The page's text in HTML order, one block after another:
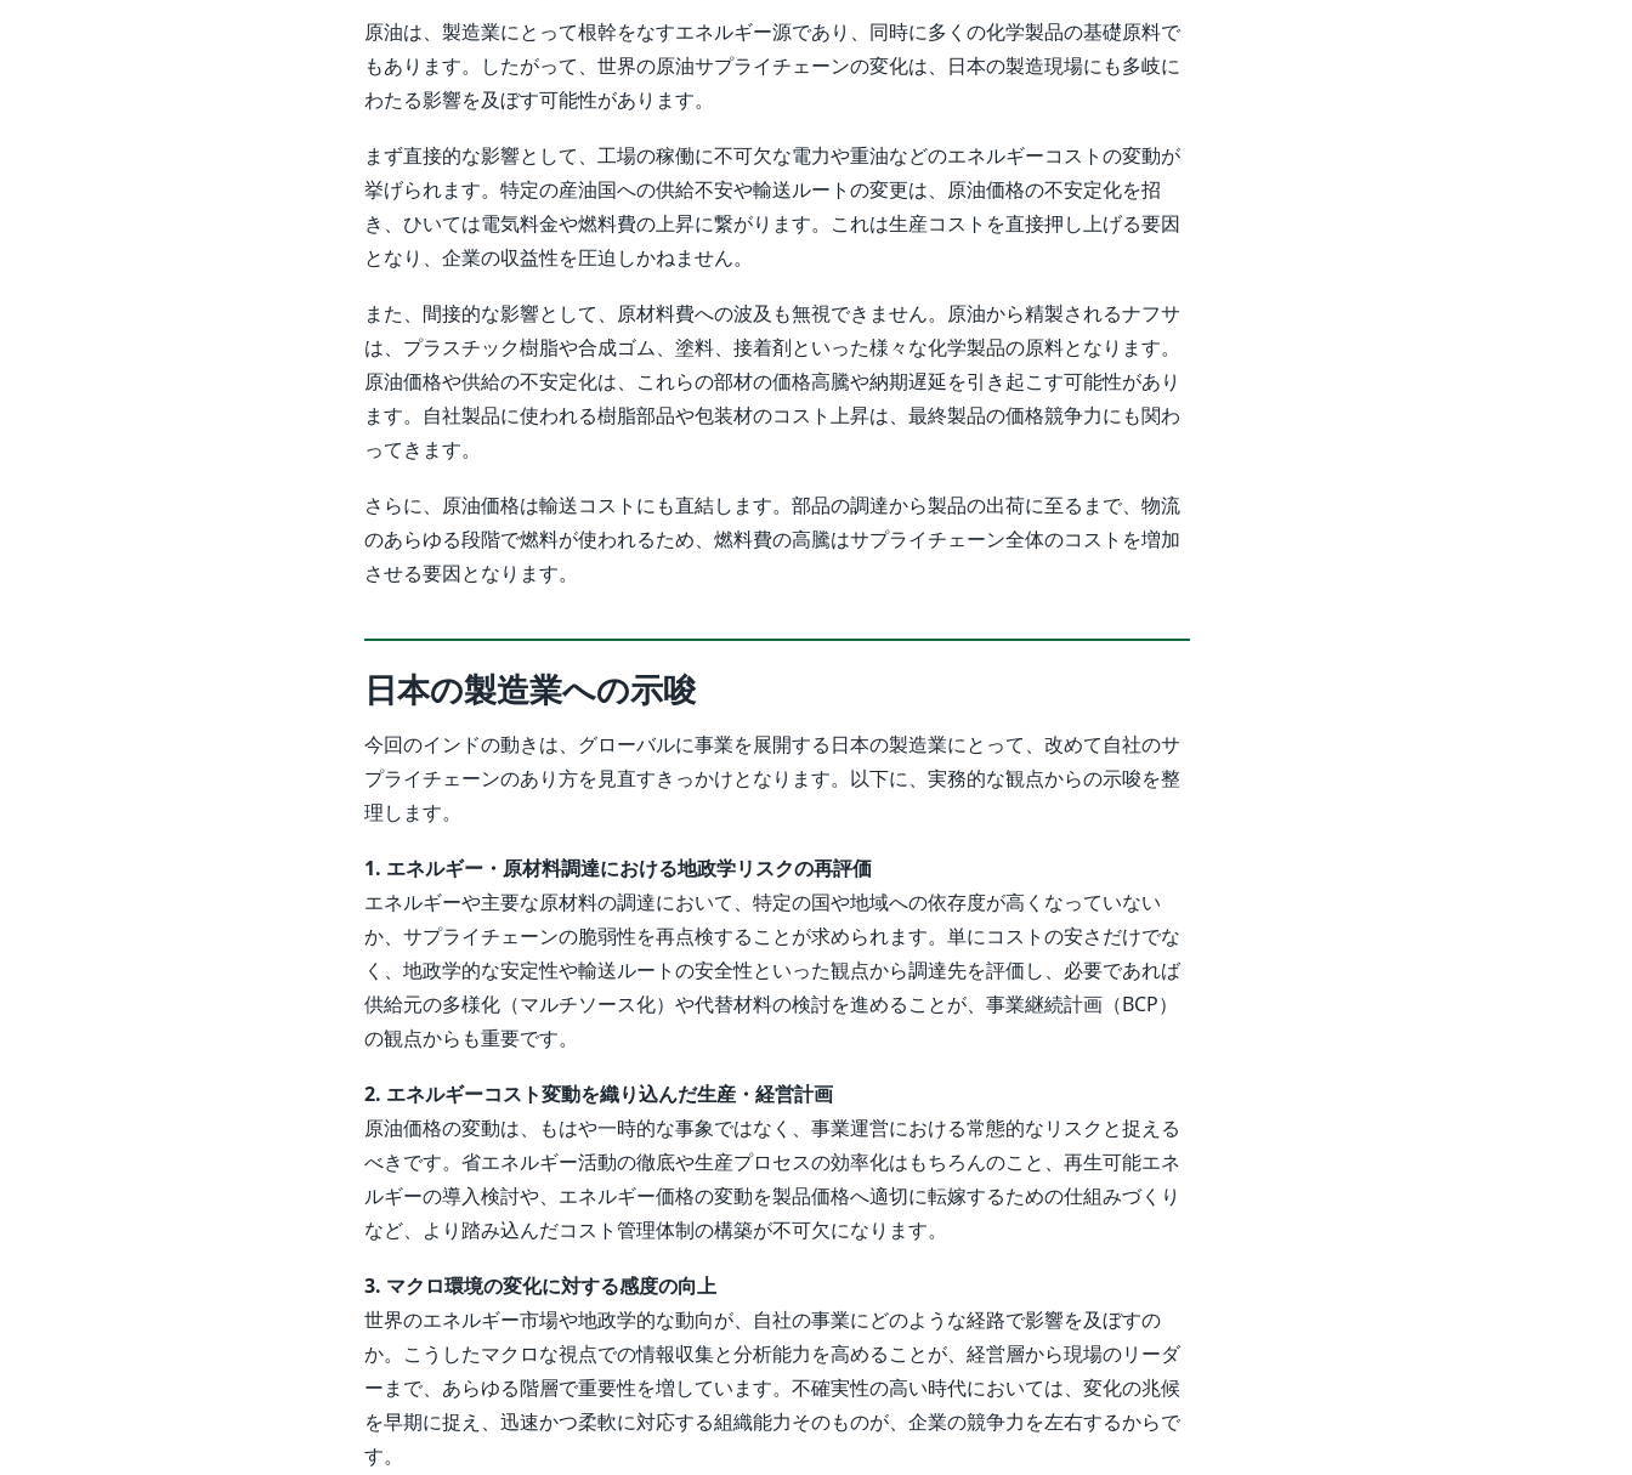
原油は、製造業にとって根幹をなすエネルギー源であり、同時に多くの化学製品の基礎原料で
もあります。したがって、世界の原油サプライチェーンの変化は、日本の製造現場にも多岐に
わたる影響を及ぼす可能性があります。
まず直接的な影響として、工場の稼働に不可欠な電力や重油などのエネルギーコストの変動が
挙げられます。特定の産油国への供給不安や輸送ルートの変更は、原油価格の不安定化を招
き、ひいては電気料金や燃料費の上昇に繋がります。これは生産コストを直接押し上げる要因
となり、企業の収益性を圧迫しかねません。
また、間接的な影響として、原材料費への波及も無視できません。原油から精製されるナフサ
は、プラスチック樹脂や合成ゴム、塗料、接着剤といった様々な化学製品の原料となります。
原油価格や供給の不安定化は、これらの部材の価格高騰や納期遅延を引き起こす可能性があり
ます。自社製品に使われる樹脂部品や包装材のコスト上昇は、最終製品の価格競争力にも関わ
ってきます。
さらに、原油価格は輸送コストにも直結します。部品の調達から製品の出荷に至るまで、物流
のあらゆる段階で燃料が使われるため、燃料費の高騰はサプライチェーン全体のコストを増加
させる要因となります。
日本の製造業への示唆
今回のインドの動きは、グローバルに事業を展開する日本の製造業にとって、改めて自社のサ
プライチェーンのあり方を見直すきっかけとなります。以下に、実務的な観点からの示唆を整
理します。
1. エネルギー・原材料調達における地政学リスクの再評価
エネルギーや主要な原材料の調達において、特定の国や地域への依存度が高くなっていない
か、サプライチェーンの脆弱性を再点検することが求められます。単にコストの安さだけでな
く、地政学的な安定性や輸送ルートの安全性といった観点から調達先を評価し、必要であれば
供給元の多様化（マルチソース化）や代替材料の検討を進めることが、事業継続計画（BCP）
の観点からも重要です。
2. エネルギーコスト変動を織り込んだ生産・経営計画
原油価格の変動は、もはや一時的な事象ではなく、事業運営における常態的なリスクと捉える
べきです。省エネルギー活動の徹底や生産プロセスの効率化はもちろんのこと、再生可能エネ
ルギーの導入検討や、エネルギー価格の変動を製品価格へ適切に転嫁するための仕組みづくり
など、より踏み込んだコスト管理体制の構築が不可欠になります。
3. マクロ環境の変化に対する感度の向上
世界のエネルギー市場や地政学的な動向が、自社の事業にどのような経路で影響を及ぼすの
か。こうしたマクロな視点での情報収集と分析能力を高めることが、経営層から現場のリーダ
ーまで、あらゆる階層で重要性を増しています。不確実性の高い時代においては、変化の兆候
を早期に捉え、迅速かつ柔軟に対応する組織能力そのものが、企業の競争力を左右するからで
す。